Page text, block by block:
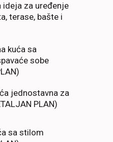
ideja za uređenje
terase, bašte i
kuća sa
sobe
jednostavna za
PLAN)
sa stilom